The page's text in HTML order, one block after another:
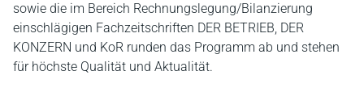
sowie die im Bereich Rechnungslegung/Bilanzierung
einschlägigen Fachzeitschriften DER BETRIEB, DER
KONZERN und KoR runden das Programm ab und stehen
für höchste Qualität und Aktualität.